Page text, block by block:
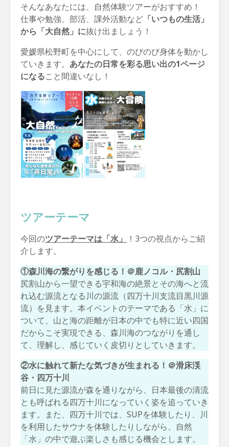
そんなあなたには、自然体験ツアーがおすすめ！
仕事や勉強、部活、課外活動など 「いつもの生活」
から「大自然」に抜け出ましょう！
愛媛県松野町を中心にして、のびのび身体を動かし
ていきます。 あなたの日常を彩る思い出の1ページ
になること間違いなし！
ツアーテーマ
今回のツアーテーマは「水」
！3つの視点からご紹
介します。
①森川海の繋がりを感じる！＠鹿ノコル・尻割山
尻割山から一望できる宇和海の絶景とその海へと流
れ込む源流となる川の源流（四万十川支流目黒川源
流）を見ます。本イベントのテーマである「水」に
ついて、山と海の距離が日本の中でも特に近い四国
だからこそ実現できる、森川海のつながりを通し
て、理解し、感じていく皮切りとしていきます。
②水に触れて新たな気づきが生まれる！＠滑床渓
谷・四万十川
前日に見た源流が森を通りながら、日本最後の清流
とも呼ばれる四万十川になっていく姿を追っていき
ます。また、四万十川では、SUPを体験したり、川
を利用したサウナを体験したりしながら、自然
「水」の中で遊ぶ楽しさも感じる機会とします。